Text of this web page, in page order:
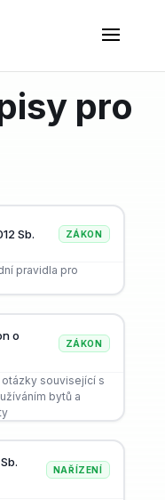
pro
Sb. ZÁKON
pravidla pro
o
ZÁKON
související s
bytů a
NAŘÍZENÍ